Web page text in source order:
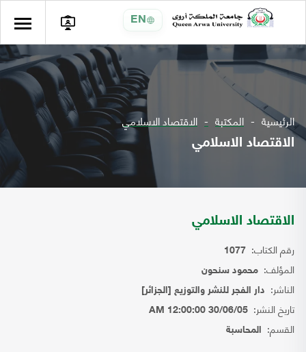
EN
الرئيسية المكتبة الاقتصاد الاسلامي
الاقتصاد الاسلامي
الاقتصاد الاسلامي
رقم الكتاب: 1077
المؤلف: محمود سنحون
الناشر: دار الفجر للنشر والتوزيع [الجزائر]
تاريخ النشر: 30/06/05 12:00:00 AM
القسم: المحاسبة